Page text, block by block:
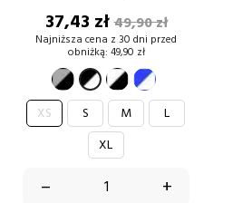
Cena
37,43 złCena
podstawowa
49,90 zł
Najniższa cena z 30 dni przed
obniżką: 49,90 zł
szary-
czarny
czarno-
biały
biały-
czarny
niebieski-
biały
XS S M
L
XL
– +